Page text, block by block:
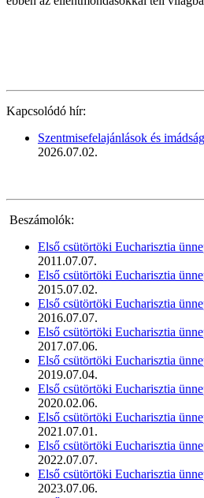
Kapcsolódó hír:
Szentmisefelajánlások és
2026.07.02.
Beszámolók:
Első csütörtöki Eucharisztia
2011.07.07.
Első csütörtöki Eucharisztia
2015.07.02.
Első csütörtöki Eucharisztia
2016.07.07.
Első csütörtöki Eucharisztia
2017.07.06.
Első csütörtöki Eucharisztia
2019.07.04.
Első csütörtöki Eucharisztia
2020.02.06.
Első csütörtöki Eucharisztia
2021.07.01.
Első csütörtöki Eucharisztia
2022.07.07.
Első csütörtöki Eucharisztia
2023.07.06.